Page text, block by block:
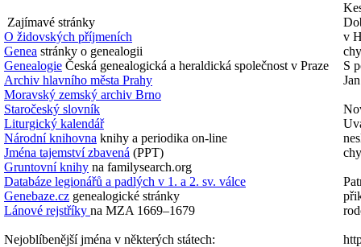
Zajímavé stránky
O židovských příjmeních
Genea stránky o genealogii
Genealogie Česká genealogická a heraldická společnost v Praze
Archiv hlavního města Prahy
Moravský zemský archiv Brno
Staročeský slovník
Liturgický kalendář
Národní knihovna knihy a periodika on-line
Jména tajemství zbavená (PPT)
Gruntovní knihy na familysearch.org
Databáze legionářů a padlých v 1. a 2. sv. válce
Genebaze.cz genealogické stránky
Lánové rejstříky na MZA 1669–1679
Nejoblíbenější jména v některých státech:
v
S